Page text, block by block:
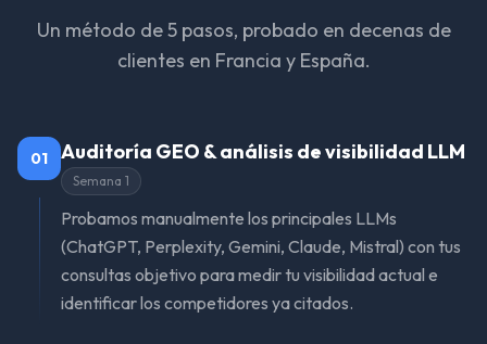
Un método de 5 pasos, probado en decenas de
clientes en Francia y España.
01 Auditoría GEO & análisis de visibilidad LLM
Semana 1
Probamos manualmente los principales LLMs
(ChatGPT, Perplexity, Gemini, Claude, Mistral) con tus
consultas objetivo para medir tu visibilidad actual e
identificar los competidores ya citados.